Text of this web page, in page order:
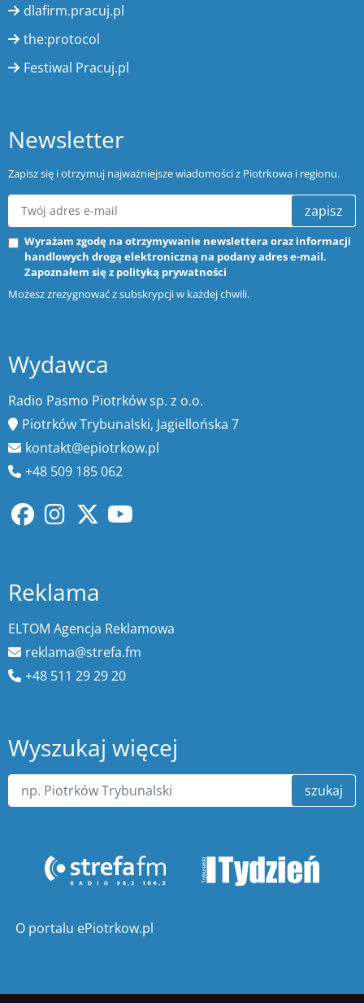
dlafirm.pracuj.pl
the:protocol
Festiwal Pracuj.pl
Newsletter
Zapisz się i otrzymuj najważniejsze wiadomości z Piotrkowa i regionu.
zapisz
Wyrażam zgodę na otrzymywanie newslettera oraz informacji
handlowych drogą elektroniczną na podany adres e-mail.
Zapoznałem się z polityką prywatności
Możesz zrezygnować z subskrypcji w każdej chwili.
Wydawca
Radio Pasmo Piotrków sp. z o.o.
Piotrków Trybunalski, Jagiellońska 7
kontakt@epiotrkow.pl
+48 509 185 062
Reklama
ELTOM Agencja Reklamowa
reklama@strefa.fm
+48 511 29 29 20
Wyszukaj więcej
szukaj
O portalu ePiotrkow.pl